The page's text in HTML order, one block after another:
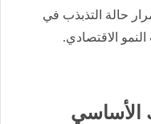
حالة التذبذب في
النمو الاقتصادي.
الأساسي